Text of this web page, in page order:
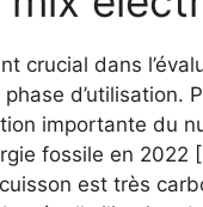
crucial dans
d’utilisation.
importante du
fossile en 2022
est très